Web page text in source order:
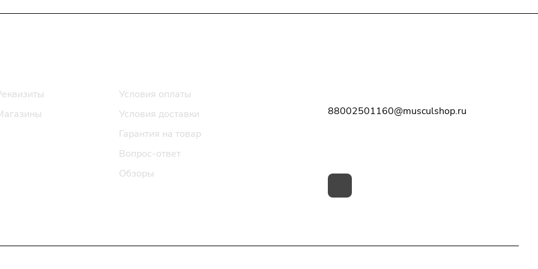
Условия оплаты
Условия доставки
Гарантия на товар
Вопрос-ответ
Обзоры
88002501160@musculshop.ru